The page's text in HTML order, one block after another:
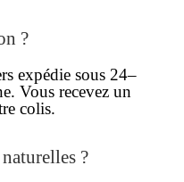
?
expédie sous 24–
Vous recevez un
colis.
?